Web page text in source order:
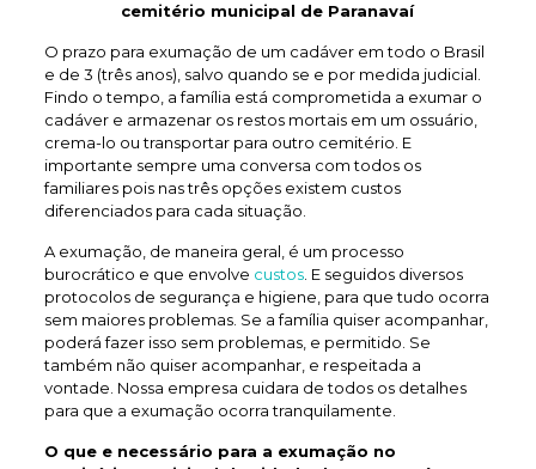
cemitério municipal de Paranavaí
O prazo para exumação de um cadáver em todo o Brasil
e de 3 (três anos), salvo quando se e por medida judicial.
Findo o tempo, a família está comprometida a exumar o
cadáver e armazenar os restos mortais em um ossuário,
crema-lo ou transportar para outro cemitério. E
importante sempre uma conversa com todos os
familiares pois nas três opções existem custos
diferenciados para cada situação.
A exumação, de maneira geral, é um processo
burocrático e que envolve custos. E seguidos diversos
protocolos de segurança e higiene, para que tudo ocorra
sem maiores problemas. Se a família quiser acompanhar,
poderá fazer isso sem problemas, e permitido. Se
também não quiser acompanhar, e respeitada a
vontade. Nossa empresa cuidara de todos os detalhes
para que a exumação ocorra tranquilamente.
O que e necessário para a exumação no